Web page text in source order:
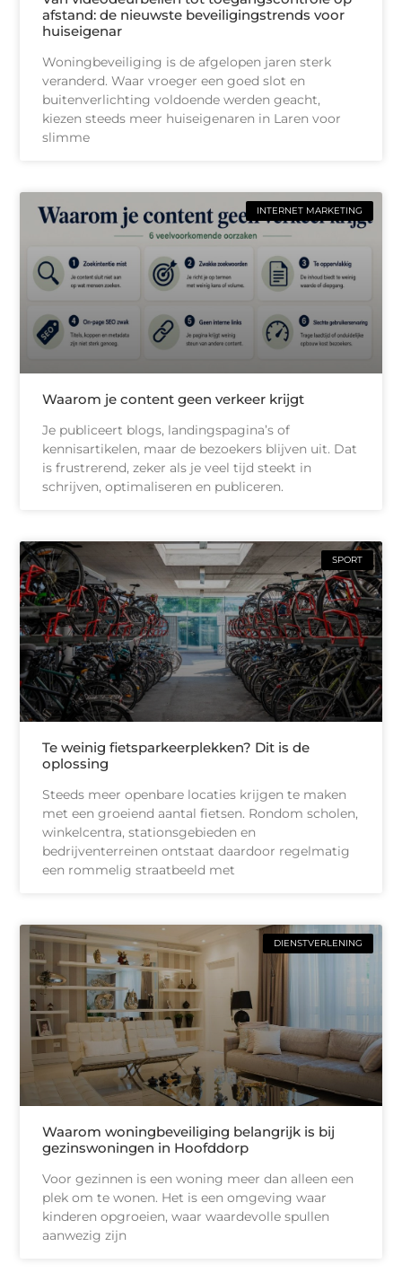
afstand: de nieuwste beveiligingstrends voor
huiseigenar
Woningbeveiliging is de afgelopen jaren sterk
veranderd. Waar vroeger een goed slot en
buitenverlichting voldoende werden geacht,
kiezen steeds meer huiseigenaren in Laren voor
slimme
INTERNET MARKETING
Waarom je content geen verkeer krijgt
Je publiceert blogs, landingspagina’s of
kennisartikelen, maar de bezoekers blijven uit. Dat
is frustrerend, zeker als je veel tijd steekt in
schrijven, optimaliseren en publiceren.
SPORT
Te weinig fietsparkeerplekken? Dit is de
oplossing
Steeds meer openbare locaties krijgen te maken
met een groeiend aantal fietsen. Rondom scholen,
winkelcentra, stationsgebieden en
bedrijventerreinen ontstaat daardoor regelmatig
een rommelig straatbeeld met
DIENSTVERLENING
Waarom woningbeveiliging belangrijk is bij
gezinswoningen in Hoofddorp
Voor gezinnen is een woning meer dan alleen een
plek om te wonen. Het is een omgeving waar
kinderen opgroeien, waar waardevolle spullen
aanwezig zijn